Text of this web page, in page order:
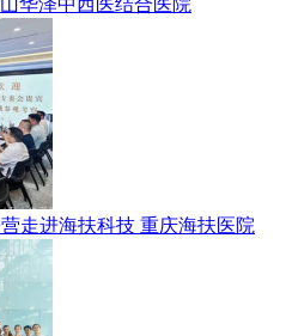
华泽中西医结合医院
营走进海扶科技 重庆海扶医院